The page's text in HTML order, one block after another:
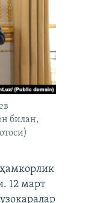
билан,
12 март